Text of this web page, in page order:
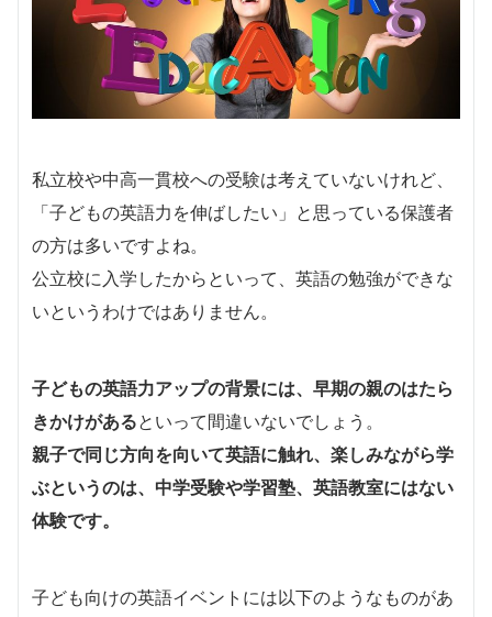
私立校や中高一貫校への受験は考えていないけれど、
「子どもの英語力を伸ばしたい」と思っている保護者
の方は多いですよね。
公立校に入学したからといって、英語の勉強ができな
いというわけではありません。
子どもの英語力アップの背景には、早期の親のはたら
きかけがあるといって間違いないでしょう。
親子で同じ方向を向いて英語に触れ、楽しみながら学
ぶというのは、中学受験や学習塾、英語教室にはない
体験です。
子ども向けの英語イベントには以下のようなものがあ